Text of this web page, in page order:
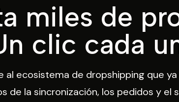
miles de
clic cada
al ecosistema de dropshipping que ya
de la sincronización, los pedidos y el